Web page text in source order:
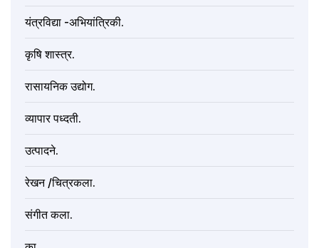
यंत्रविद्या -अभियांत्रिकी.
कृषि शास्त्र.
रासायनिक उद्योग.
व्यापार पध्दती.
उत्पादने.
रेखन /चित्रकला.
संगीत कला.